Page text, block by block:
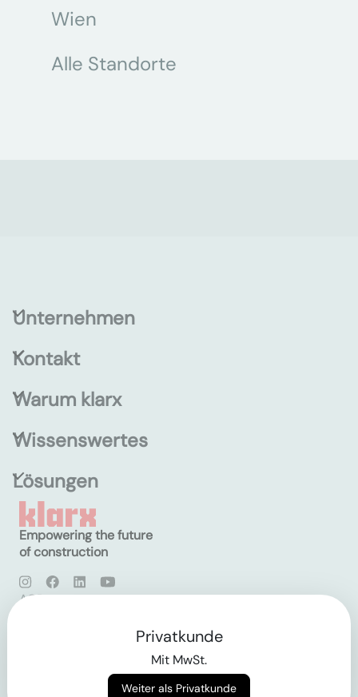
Wien
Alle Standorte
Unternehmen
Kontakt
Warum klarx
Wissenswertes
Lösungen
Empowering the future
of construction
AGB
Privatkunde
Mit MwSt.
Weiter als Privatkunde